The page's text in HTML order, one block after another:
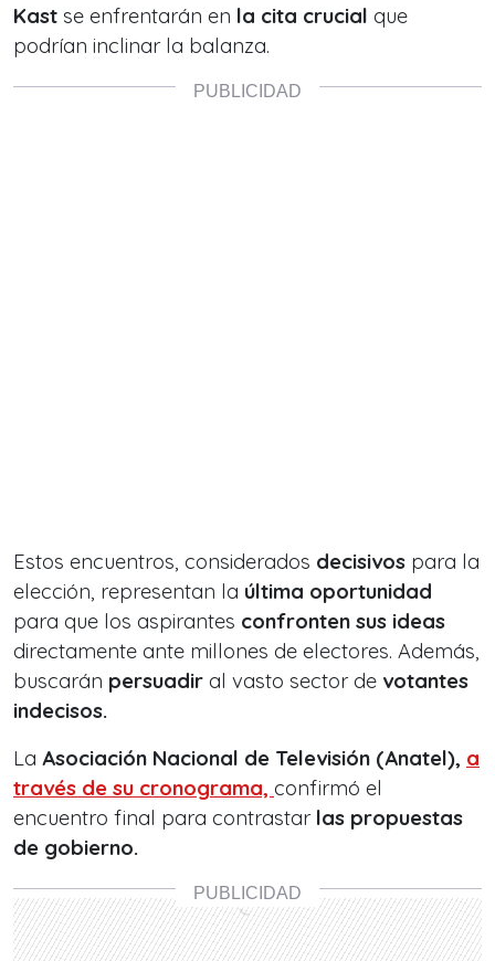
Kast se enfrentarán en la cita crucial que
podrían inclinar la balanza.
Estos encuentros, considerados decisivos para la
elección, representan la última oportunidad
para que los aspirantes confronten sus ideas
directamente ante millones de electores. Además,
buscarán persuadir al vasto sector de votantes
indecisos.
La Asociación Nacional de Televisión (Anatel), a
través de su cronograma, confirmó el
encuentro final para contrastar las propuestas
de gobierno.